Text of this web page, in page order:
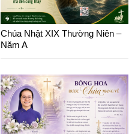
Chúa Nhật XIX Thường Niên –
Năm A